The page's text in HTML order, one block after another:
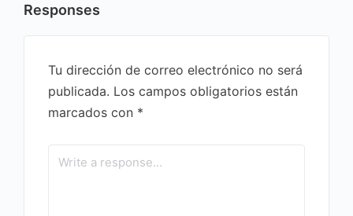
Responses
Tu dirección de correo electrónico no será
publicada. Los campos obligatorios están
marcados con *